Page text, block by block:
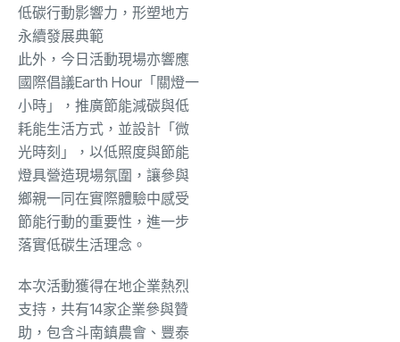
低碳行動影響力，形塑地方
永續發展典範
此外，今日活動現場亦響應
國際倡議Earth Hour「關燈一
小時」，推廣節能減碳與低
耗能生活方式，並設計「微
光時刻」，以低照度與節能
燈具營造現場氛圍，讓參與
鄉親一同在實際體驗中感受
節能行動的重要性，進一步
落實低碳生活理念。
本次活動獲得在地企業熱烈
支持，共有14家企業參與贊
助，包含斗南鎮農會、豐泰